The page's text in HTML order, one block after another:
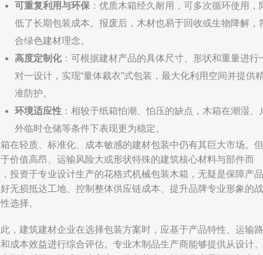
可重复利用与环保 ：优质木箱经久耐用，可多次循环使用，
低了长期包装成本。报废后，木材也易于回收或生物降解，
合绿色建材理念。
高度定制化：可根据建材产品的具体尺寸、形状和重量进行
对一设计，实现“量体裁衣”式包装，最大化利用空间并提供
准防护。
环境适应性 ：相较于纸箱怕潮、怕压的缺点，木箱在潮湿、
外临时仓储等条件下表现更为稳定。
在轻质、标准化、成本敏感的建材包装中仍有其巨大市场。但
价值高昂、运输风险大或形状特殊的建筑核心材料与部件而
投资于专业设计生产的花格式机械包装木箱，无疑是保障产品
无损抵达工地、控制整体供应链成本、提升品牌专业形象的战
选择。
，建筑建材企业在选择包装方案时，应基于产品特性、运输路
成本效益进行综合评估。专业木制品生产商能够提供从设计、